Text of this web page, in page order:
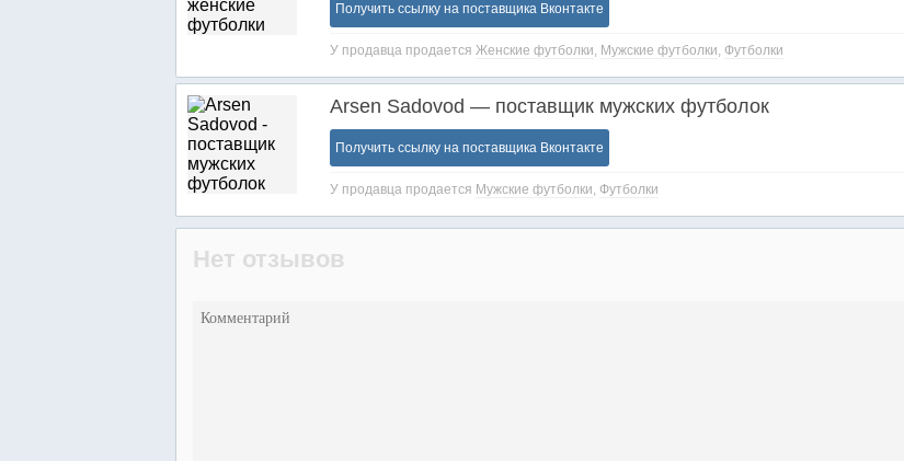
Получить ссылку на поставщика Вконтакте
У продавца продается Женские футболки, Мужские футболки, Футболки
Arsen Sadovod — поставщик мужских футболок
Получить ссылку на поставщика Вконтакте
У продавца продается Мужские футболки, Футболки
Нет отзывов